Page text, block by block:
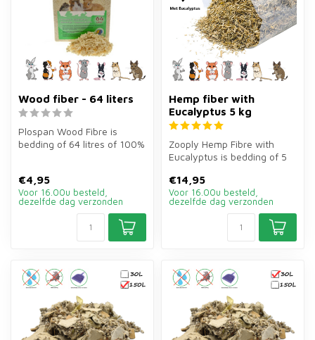
Wood fiber - 64 liters
Plospan Wood Fibre is
bedding of 64 litres of 100%
€4,95
Voor 16.00u besteld,
dezelfde dag verzonden
Hemp fiber with
Eucalyptus 5 kg
Zooply Hemp Fibre with
Eucalyptus is bedding of 5
h...
€14,95
Voor 16.00u besteld,
dezelfde dag verzonden